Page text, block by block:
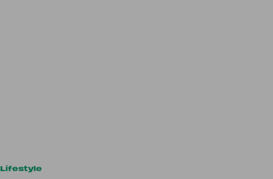
Lifestyle